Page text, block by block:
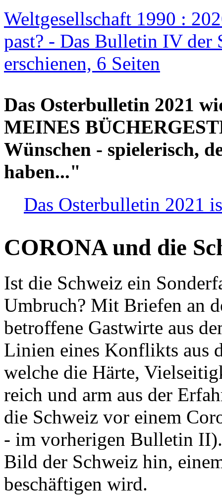
Weltgesellschaft 1990 :
past? - Das Bulletin IV der
erschienen, 6 Seiten
Das Osterbulletin 2021
MEINES
Wünschen - spielerisch,
haben..."
Das Osterbulletin 2021
CORONA und die
Ist die Schweiz ein
Umbruch? Mit Briefen an
betroffene Gastwirte aus
Linien eines Konflikts aus
welche die Härte,
reich und arm aus der
die Schweiz vor einem
- im vorherigen Bulletin
Bild der Schweiz hin,
beschäftigen wird.